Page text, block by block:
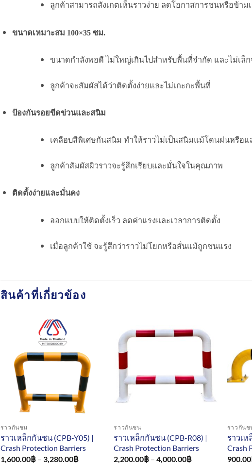
ลูกค้าสามารถสังเกตเห็นราวง่าย ลดโอกาสการชนหรือข้าม
ขนาดเหมาะสม 100×35 ซม.
ขนาดกำลังพอดี ไม่ใหญ่เกินไปสำหรับพื้นที่จำกัด และไม่เล็
ลูกค้าจะสัมผัสได้ว่าติดตั้งง่ายและไม่เกะกะพื้นที่
ป้องกันรอยขีดข่วนและสนิม
เคลือบสีพิเศษกันสนิม ทำให้ราวไม่เป็นสนิมแม้โดนฝนหรือแ
ลูกค้าสัมผัสผิวราวจะรู้สึกเรียบและมั่นใจในคุณภาพ
ติดตั้งง่ายและมั่นคง
ออกแบบให้ติดตั้งเร็ว ลดค่าแรงและเวลาการติดตั้ง
เมื่อลูกค้าใช้ จะรู้สึกว่าราวไม่โยกหรือสั่นแม้ถูกชนแรง
สินค้าที่เกี่ยวข้อง
ราวกันชน
ราวเหล็กกันชน (CPB-Y05) |
Crash Protection Barriers
1,600.00฿ – 3,280.00฿Price
ราวกันชน
ราวเหล็กกันชน (CPB-R08) |
Crash Protection Barriers
2,200.00฿ – 4,000.00฿Price
ราวกันช
ราวเห
Crash
900.00